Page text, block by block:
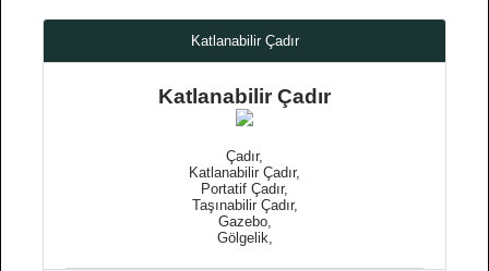
Katlanabilir Çadır
Katlanabilir Çadır
Çadır,
Katlanabilir Çadır,
Portatif Çadır,
Taşınabilir Çadır,
Gazebo,
Gölgelik,